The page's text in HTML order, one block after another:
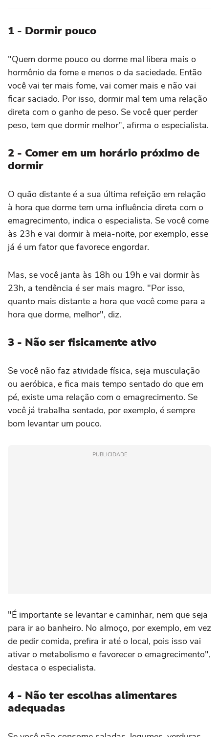
1 - Dormir pouco
"Quem dorme pouco ou dorme mal libera mais o
hormônio da fome e menos o da saciedade. Então
você vai ter mais fome, vai comer mais e não vai
ficar saciado. Por isso, dormir mal tem uma relação
direta com o ganho de peso. Se você quer perder
peso, tem que dormir melhor", afirma o especialista.
2 - Comer em um horário próximo de
dormir
O quão distante é a sua última refeição em relação
à hora que dorme tem uma influência direta com o
emagrecimento, indica o especialista. Se você come
às 23h e vai dormir à meia-noite, por exemplo, esse
já é um fator que favorece engordar.
Mas, se você janta às 18h ou 19h e vai dormir às
23h, a tendência é ser mais magro. "Por isso,
quanto mais distante a hora que você come para a
hora que dorme, melhor", diz.
3 - Não ser fisicamente ativo
Se você não faz atividade física, seja musculação
ou aeróbica, e fica mais tempo sentado do que em
pé, existe uma relação com o emagrecimento. Se
você já trabalha sentado, por exemplo, é sempre
bom levantar um pouco.
PUBLICIDADE
"É importante se levantar e caminhar, nem que seja
para ir ao banheiro. No almoço, por exemplo, em vez
de pedir comida, prefira ir até o local, pois isso vai
ativar o metabolismo e favorecer o emagrecimento",
destaca o especialista.
4 - Não ter escolhas alimentares
adequadas